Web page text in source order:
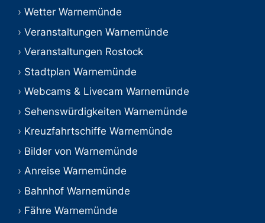
Wetter Warnemünde
Veranstaltungen Warnemünde
Veranstaltungen Rostock
Stadtplan Warnemünde
Webcams & Livecam Warnemünde
Sehenswürdigkeiten Warnemünde
Kreuzfahrtschiffe Warnemünde
Bilder von Warnemünde
Anreise Warnemünde
Bahnhof Warnemünde
Fähre Warnemünde